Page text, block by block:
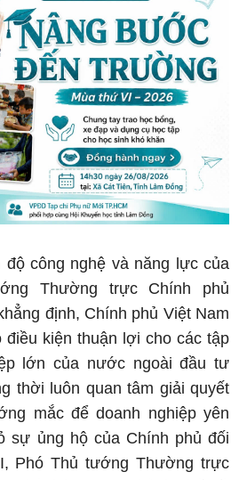
công nghệ và năng lực của
Thường trực Chính phủ
định, Chính phủ Việt Nam
điều kiện thuận lợi cho các tập
lớn của nước ngoài đầu tư
thời luôn quan tâm giải quyết
mắc để doanh nghiệp yên
sự ủng hộ của Chính phủ đối
Phó Thủ tướng Thường trực